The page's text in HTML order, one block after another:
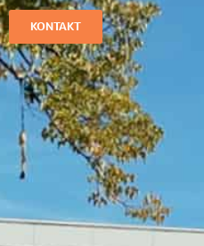
KONTAKT